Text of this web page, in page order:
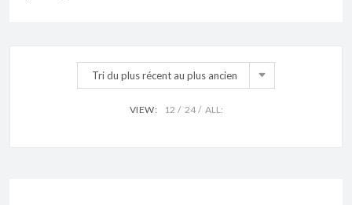
Tri du plus récent au plus ancien
VIEW: 12 24 ALL: